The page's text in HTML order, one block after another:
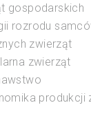
gospodarskich
rozrodu
zwierząt
zwierząt
produkcji